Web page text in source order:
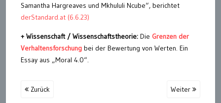
Samantha Hargreaves und Mkhululi Ncube“, berichtet
derStandard.at (6.6.23)
+ Wissenschaft / Wissenschaftstheorie: Die Grenzen der
Verhaltensforschung bei der Bewertung von Werten. Ein
Essay aus „Moral 4.0“.
Zurück Weiter